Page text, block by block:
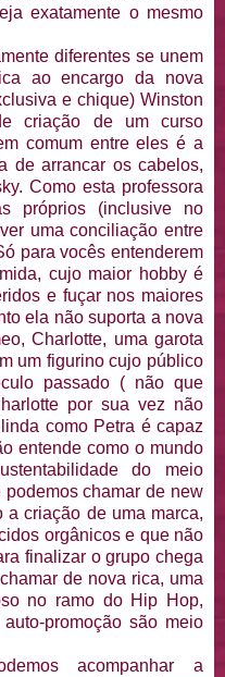
exatamente o mesmo
diferentes se unem
ao encargo da nova
e chique) Winston
criação de um curso
comum entre eles é a
de arrancar os cabelos,
Como esta professora
próprios (inclusive no
uma conciliação entre
para vocês entenderem
cujo maior hobby é
e fuçar nos maiores
ela não suporta a nova
Charlotte, uma garota
um figurino cujo público
passado ( não que
por sua vez não
como Petra é capaz
entende como o mundo
do meio
chamar de new
a criação de uma marca,
orgânicos e que não
finalizar o grupo chega
de nova rica, uma
no ramo do Hip Hop,
promoção são meio
acompanhar a